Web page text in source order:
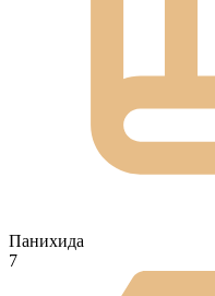
Панихида
7